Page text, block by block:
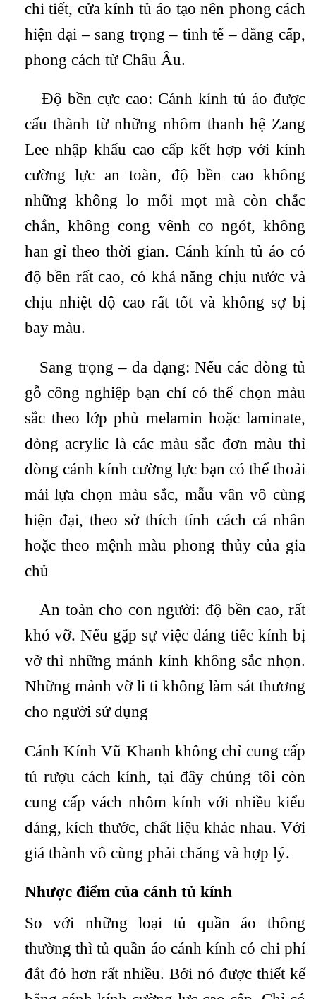
chi tiết, cửa kính tủ áo tạo nên phong cách
hiện đại – sang trọng – tinh tế – đẳng cấp,
phong cách từ Châu Âu.
Độ bền cực cao: Cánh kính tủ áo được
cấu thành từ những nhôm thanh hệ Zang
Lee nhập khẩu cao cấp kết hợp với kính
cường lực an toàn, độ bền cao không
những không lo mối mọt mà còn chắc
chắn, không cong vênh co ngót, không
han gỉ theo thời gian. Cánh kính tủ áo có
độ bền rất cao, có khả năng chịu nước và
chịu nhiệt độ cao rất tốt và không sợ bị
bay màu.
Sang trọng – đa dạng: Nếu các dòng tủ
gỗ công nghiệp bạn chỉ có thể chọn màu
sắc theo lớp phủ melamin hoặc laminate,
dòng acrylic là các màu sắc đơn màu thì
dòng cánh kính cường lực bạn có thể thoải
mái lựa chọn màu sắc, mẫu vân vô cùng
hiện đại, theo sở thích tính cách cá nhân
hoặc theo mệnh màu phong thủy của gia
chủ
An toàn cho con người: độ bền cao, rất
khó vỡ. Nếu gặp sự việc đáng tiếc kính bị
vỡ thì những mảnh kính không sắc nhọn.
Những mảnh vỡ li ti không làm sát thương
cho người sử dụng
Cánh Kính Vũ Khanh không chỉ cung cấp
tủ rượu cách kính, tại đây chúng tôi còn
cung cấp vách nhôm kính với nhiều kiểu
dáng, kích thước, chất liệu khác nhau. Với
giá thành vô cùng phải chăng và hợp lý.
Nhược điểm của cánh tủ kính
So với những loại tủ quần áo thông
thường thì tủ quần áo cánh kính có chi phí
đắt đỏ hơn rất nhiều. Bởi nó được thiết kế